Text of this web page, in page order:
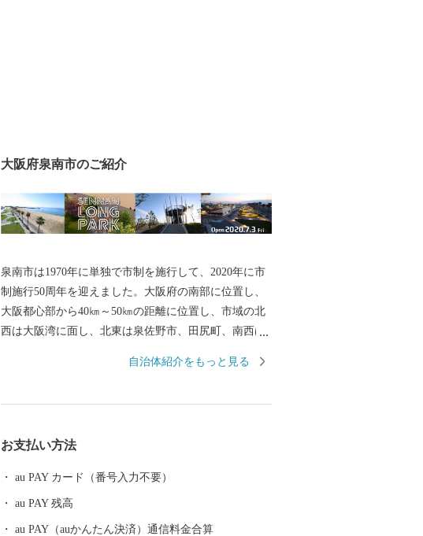
大阪府泉南市のご紹介
泉南市は1970年に単独で市制を施行して、2020年に市
制施行50周年を迎えました。大阪府の南部に位置し、
大阪都心部から40㎞～50㎞の距離に位置し、市域の北
西は大阪湾に面し、北東は泉佐野市、田尻町、南西は
しています。市域は南北約11㎞、東西約8㎞の広がりを
る和泉山脈があり、丘陵部から平野部にかけては、古
芋、花き等、泉州特産の農作物が栽培されています。
関西国際空港の対岸のりんくうタウンでは、様々な製
自治体紹介をもっと見る
お支払い方法
au PAY カード（番号入力不要）
au PAY 残高
au PAY（auかんたん決済）通信料金合算